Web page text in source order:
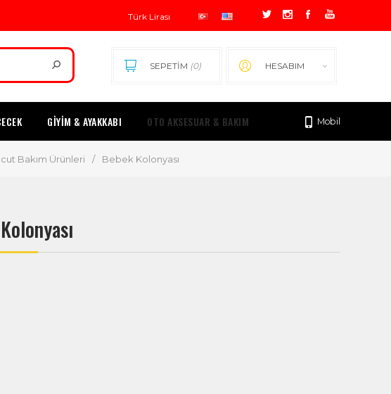
HESABIM
SEPETİM (0)
GİYİM & AYAKKABI OTO AKSESUAR & BAKIM Mobil
Bakım Ürünleri / Bebek Kolonyası